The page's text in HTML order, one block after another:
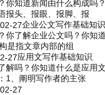
你知道新闻由什么构成吗
报头、报眼、报脚、报
27企业公文写作基础知识
你了解企业公文吗？你知
是指文章内部的组
27应用文写作基础知识
解吗？你知道什么是应用
1、阐明写作者的主张
27